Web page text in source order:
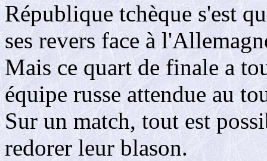
République tchèque s'est
ses revers face à
Mais ce quart de finale a
équipe russe attendue au
Sur un match, tout est
redorer leur blason.